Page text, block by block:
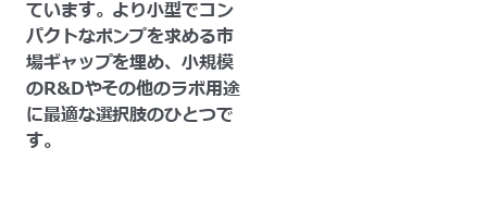
ています。より小型でコン
パクトなポンプを求める市
場ギャップを埋め、小規模
のR&Dやその他のラボ用途
に最適な選択肢のひとつで
す。